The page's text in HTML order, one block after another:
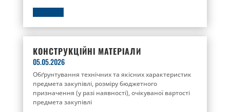
КОНСТРУКЦІЙНІ МАТЕРІАЛИ
05.05.2026
Обґрунтування технічних та якісних характеристик
предмета закупівлі, розміру бюджетного
призначення (у разі наявності), очікуваної вартості
предмета закупівлі